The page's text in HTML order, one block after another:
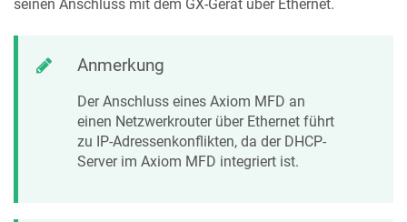
seinen Anschluss mit dem GX-Gerät über Ethernet.
Anmerkung
Der Anschluss eines Axiom MFD an
einen Netzwerkrouter über Ethernet führt
zu IP-Adressenkonflikten, da der DHCP-
Server im Axiom MFD integriert ist.